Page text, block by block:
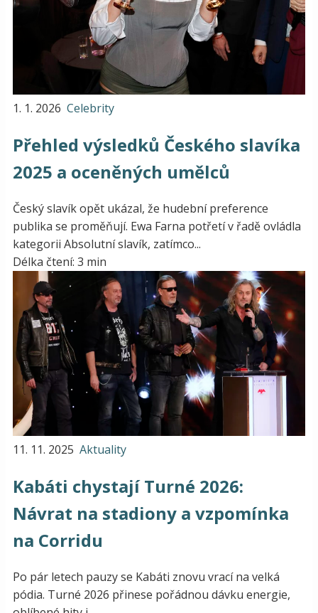
1. 1. 2026 Celebrity
Přehled výsledků Českého slavíka
2025 a oceněných umělců
Český slavík opět ukázal, že hudební preference
publika se proměňují. Ewa Farna potřetí v řadě ovládla
kategorii Absolutní slavík, zatímco...
Délka čtení: 3 min
11. 11. 2025 Aktuality
Kabáti chystají Turné 2026:
Návrat na stadiony a vzpomínka
na Corridu
Po pár letech pauzy se Kabáti znovu vrací na velká
pódia. Turné 2026 přinese pořádnou dávku energie,